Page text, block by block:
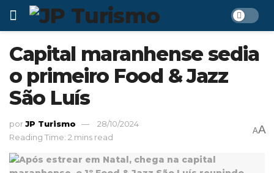
Capital maranhense sedia
o primeiro Food & Jazz
São Luís
porJP Turismo
28/10/2024
Reading Time: 2 mins read
AA